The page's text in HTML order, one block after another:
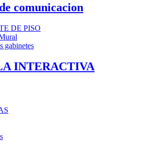
comunicacion
DE PISO
gabinetes
INTERACTIVA